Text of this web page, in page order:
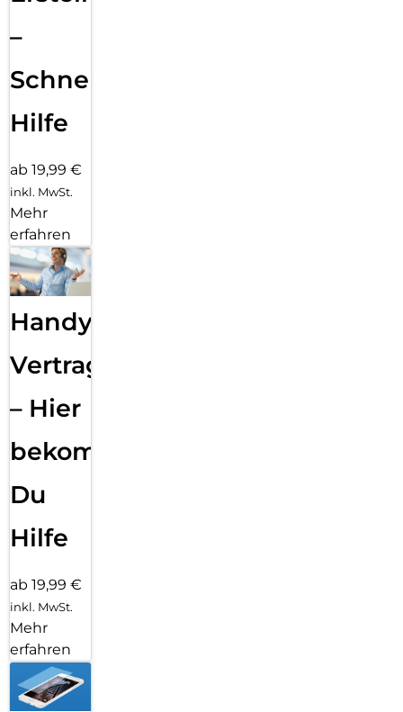
–
Schnelle
Hilfe
ab 19,99 €
inkl. MwSt.
Mehr
erfahren
Handy
Vertragsabwicklung
– Hier
bekommst
Du
Hilfe
ab 19,99 €
inkl. MwSt.
Mehr
erfahren